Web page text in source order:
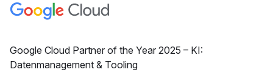
Google Cloud Partner of the Year 2025 – KI:
Datenmanagement & Tooling